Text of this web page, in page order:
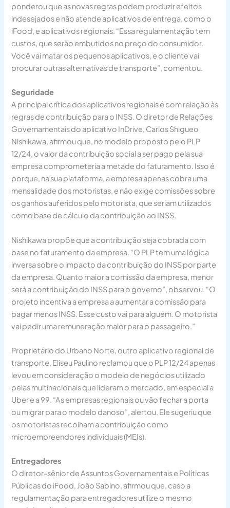
ponderou que as novas regras podem produzir efeitos
indesejados e não atende aplicativos de entrega, como o
iFood, e aplicativos regionais. “Essa regulamentação tem
custos, que serão embutidos no preço do consumidor.
Você vai matar os pequenos aplicativos, e o cliente vai
procurar outras alternativas de transporte”, comentou.
Seguridade
A principal crítica dos aplicativos regionais é com relação às
regras de contribuição para o INSS. O diretor de Relações
Governamentais do aplicativo InDrive, Carlos Shigueo
Nishikawa, afirmou que, no modelo proposto pelo PLP
12/24, o valor da contribuição social a ser pago pela sua
empresa comprometeria a metade do faturamento. Isso é
porque, na sua plataforma, a empresa apenas cobra uma
mensalidade dos motoristas, e não exige comissões sobre
os ganhos auferidos pelo motorista, que seriam utilizados
como base de cálculo da contribuição ao INSS.
Nishikawa propõe que a contribuição seja cobrada com
base no faturamento da empresa. “O PLP tem uma lógica
inversa sobre o impacto da contribuição do INSS por parte
da empresa. Quanto maior a comissão da empresa, menor
será a contribuição do INSS para o governo”, observou. “O
projeto incentiva a empresa a aumentar a comissão para
pagar menos INSS. Esse custo vai para alguém. O motorista
vai pedir uma remuneração maior para o passageiro.”
Proprietário do Urbano Norte, outro aplicativo regional de
transporte, Eliseu Paulino reclamou que o PLP 12/24 apenas
levou em consideração o modelo de negócios utilizado
pelas multinacionais que lideram o mercado, em especial a
Uber e a 99. “As empresas regionais ou vão fechar a porta
ou migrar para o modelo danoso”, alertou. Ele sugeriu que
os motoristas recolham a contribuição como
microempreendores individuais (MEIs).
Entregadores
O diretor-sênior de Assuntos Governamentais e Políticas
Públicas do iFood, João Sabino, afirmou que, caso a
regulamentação para entregadores utilize o mesmo